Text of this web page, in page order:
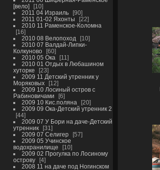
[вело]
10
2011 04 Израиль
90
2011 01-02 Яхонты
22
2010 11 Раменское-Коломна
16
2010 08 Велопоход
10
2010 07 Валдай-Липки-
Колкуново
60
2010 05 Ока
11
2010 01 Отдых в Любашином
хуторке
23
2009 11 Детский утренник у
Моряковых
12
2009 10 Лосиный остров с
Рабиновичами
6
2009 10 Кис.поляна
20
2009 09 Ока-Детский утренник 2
44
2009 07 У Бори на даче-Детский
утренник
31
2009 07 Селигер
57
2009 05 Учинское
водохранилище
10
2009 02 Прогулка по Лосиному
острову
4
2008 11 на даче под Ногинском